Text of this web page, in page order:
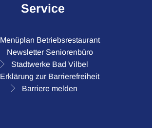
Service
Menüplan Betriebsrestaurant
Newsletter Seniorenbüro
Stadtwerke Bad Vilbel
Erklärung zur Barrierefreiheit
Barriere melden